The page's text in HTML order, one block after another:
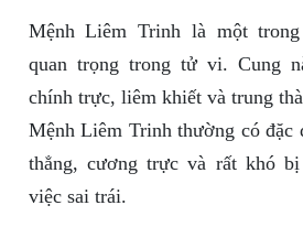
Mệnh Liêm Trinh là một
quan trọng trong tử vi. Cung
chính trực, liêm khiết và trung
Mệnh Liêm Trinh thường có đặc
thẳng, cương trực và rất khó
việc sai trái.